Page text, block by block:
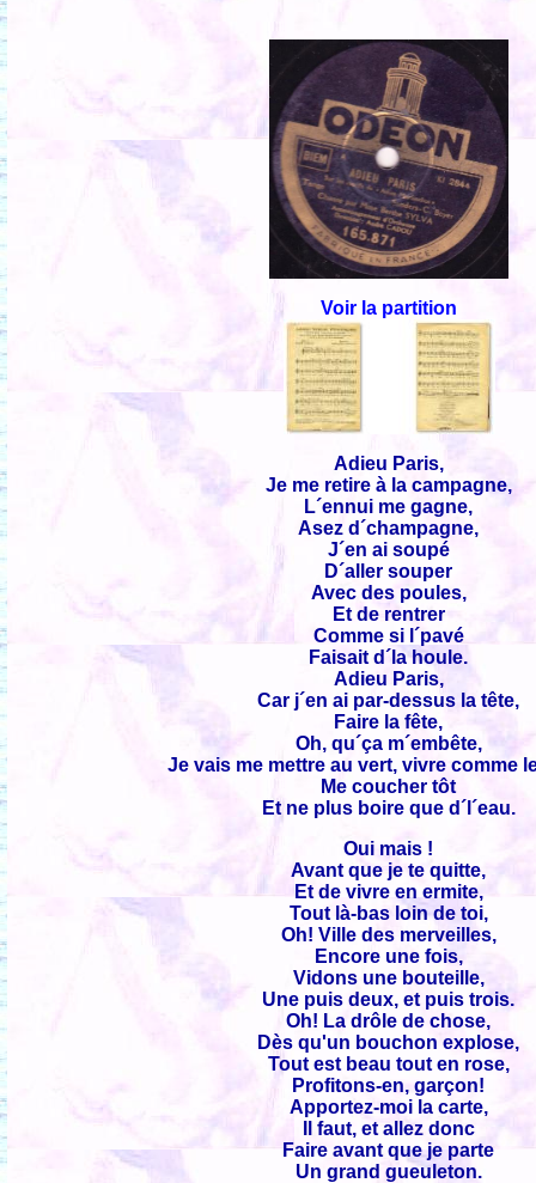
Voir la partition
Adieu Paris,
Je me retire à la campagne,
L´ennui me gagne,
Asez d´champagne,
J´en ai soupé
D´aller souper
Avec des poules,
Et de rentrer
Comme si l´pavé
Faisait d´la houle.
Adieu Paris,
Car j´en ai par-dessus la tête,
Faire la fête,
Oh, qu´ça m´embête,
Je vais me mettre au vert, vivre comme
Me coucher tôt
Et ne plus boire que d´l´eau.
Oui mais !
Avant que je te quitte,
Et de vivre en ermite,
Tout là-bas loin de toi,
Oh! Ville des merveilles,
Encore une fois,
Vidons une bouteille,
Une puis deux, et puis trois.
Oh! La drôle de chose,
Dès qu'un bouchon explose,
Tout est beau tout en rose,
Profitons-en, garçon!
Apportez-moi la carte,
Il faut, et allez donc
Faire avant que je parte
Un grand gueuleton.